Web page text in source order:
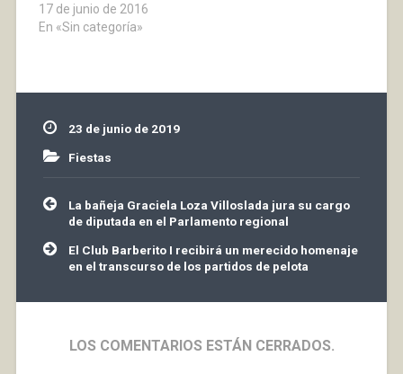
a organizado una serie
de actos. El sábado día
ajedrez.najera@gmail.c
om En el mismo lugar
17 de junio de 2016
En «Sin categoría»
23 de junio de 2019
Fiestas
Navegación
de
entradas
La bañeja Graciela Loza Villoslada jura su cargo
de diputada en el Parlamento regional
El Club Barberito I recibirá un merecido homenaje
en el transcurso de los partidos de pelota
LOS COMENTARIOS ESTÁN CERRADOS.